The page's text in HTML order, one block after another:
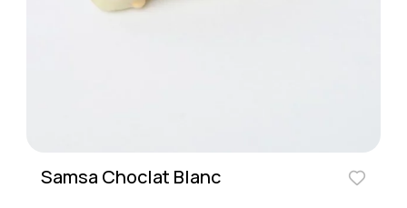
Samsa Choclat Blanc